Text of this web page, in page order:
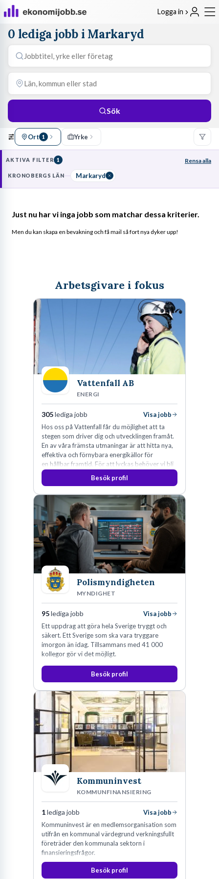
Logga in
0 lediga jobb i Markaryd
Sök
Ort 1 Yrke
AKTIVA FILTER 1 Rensa alla
KRONOBERGS LÄN Markaryd
Just nu har vi inga jobb som matchar dessa kriterier.
Men du kan skapa en bevakning och få mail så fort nya dyker upp!
Arbetsgivare i fokus
Vattenfall AB
ENERGI
305lediga jobb
Visa jobb
Hos oss på Vattenfall får du möjlighet att ta
stegen som driver dig och utvecklingen framåt.
En av våra främsta utmaningar är att hitta nya,
effektiva och förnybara energikällor för
en hållbar framtid. För att lyckas behöver vi bli
fler medarbetare som vill göra skillnad.
Besök profil
Polismyndigheten
MYNDIGHET
95lediga jobb
Visa jobb
Ett uppdrag att göra hela Sverige tryggt och
säkert. Ett Sverige som ska vara tryggare
imorgon än idag. Tillsammans med 41 000
kollegor gör vi det möjligt.
Besök profil
Kommuninvest
KOMMUNFINANSIERING
1lediga jobb
Visa jobb
Kommuninvest är en medlemsorganisation som
utifrån en kommunal värdegrund verkningsfullt
företräder den kommunala sektorn i
finansieringsfrågor.
Besök profil